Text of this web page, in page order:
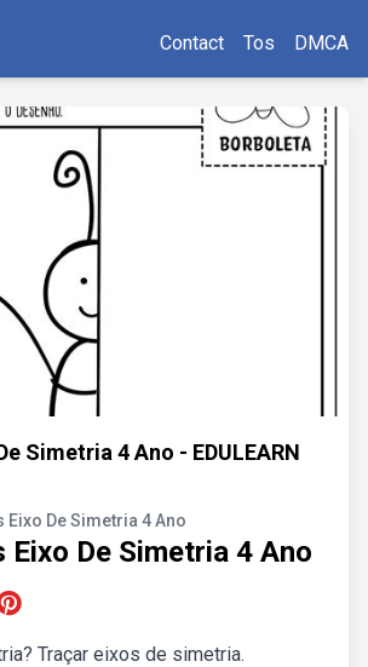
Contact Tos DMCA
Simetria 4 Ano - EDULEARN
Eixo De Simetria 4 Ano
De Simetria 4 Ano
Traçar eixos de simetria.